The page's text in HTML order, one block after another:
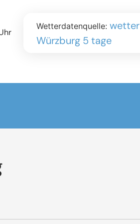
Wetterdatenquelle: wetter
Würzburg 5 tage